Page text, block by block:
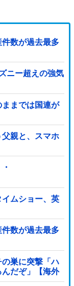
数が過去最多
ニー超えの強気
までは国連が
親と、スマホ
イムショー、英
数が過去最多
巣に突撃「ハ
だぞ」【海外